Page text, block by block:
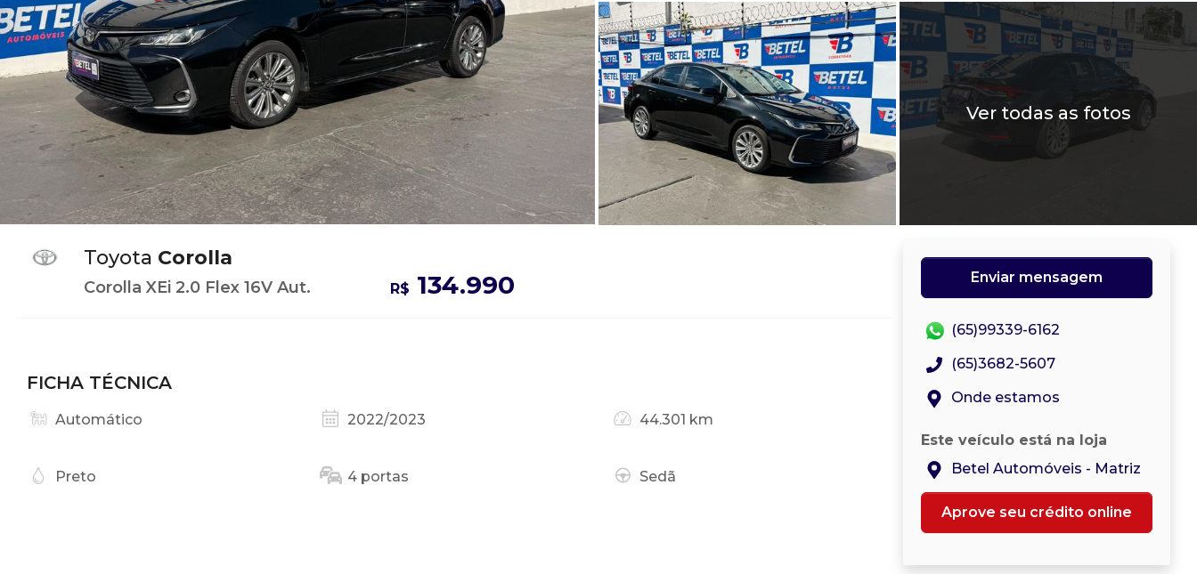
Ver todas as fotos
Toyota Corolla
Corolla XEi 2.0 Flex 16V Aut. R$ 134.990
FICHA TÉCNICA
Automático 2022/2023 44.301 km
Preto 4 portas Sedã
Enviar mensagem
(65)99339-6162
(65)3682-5607
Onde estamos
Este veículo está na loja
Betel Automóveis - Matriz
Aprove seu crédito online